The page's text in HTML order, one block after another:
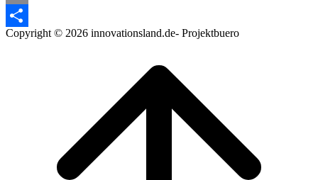
Email
Teilen
Copyright © 2026 innovationsland.de- Projektbuero